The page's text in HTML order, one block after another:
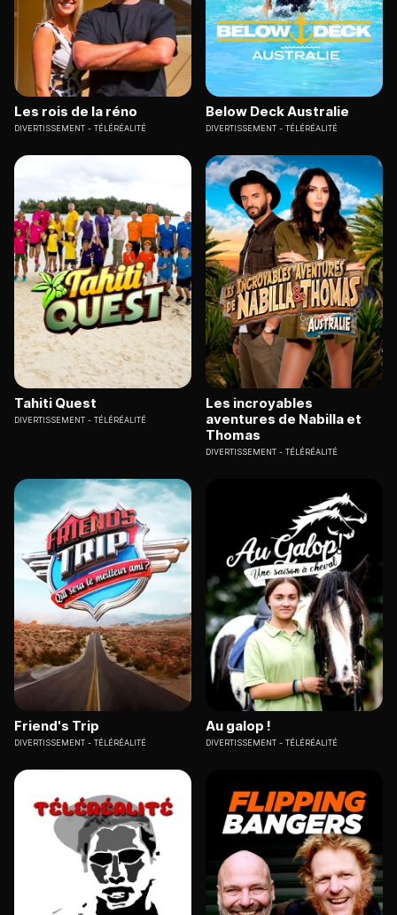
Les rois de la réno
DIVERTISSEMENT TÉLÉRÉALITÉ
Below Deck Australie
DIVERTISSEMENT TÉLÉRÉALITÉ
Tahiti Quest
DIVERTISSEMENT TÉLÉRÉALITÉ
Les incroyables
aventures de Nabilla et
Thomas
DIVERTISSEMENT TÉLÉRÉALITÉ
Friend's Trip
DIVERTISSEMENT TÉLÉRÉALITÉ
Au galop !
DIVERTISSEMENT TÉLÉRÉALITÉ